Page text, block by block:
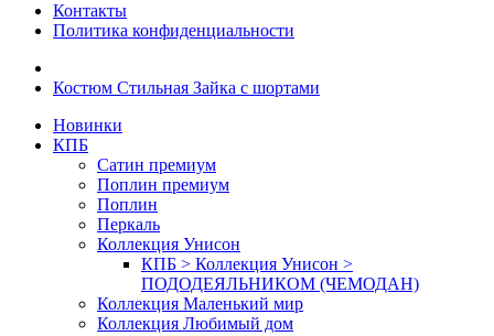
Контакты
Политика конфиденциальности
Костюм Стильная Зайка с шортами
Новинки
КПБ
Сатин премиум
Поплин премиум
Поплин
Перкаль
Коллекция Унисон
КПБ > Коллекция Унисон >
ПОДОДЕЯЛЬНИКОМ (ЧЕМОДАН)
Коллекция Маленький мир
Коллекция Любимый дом